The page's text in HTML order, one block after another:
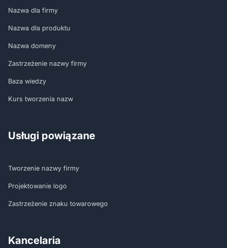
Nazwa dla firmy
Nazwa dla produktu
Nazwa domeny
Zastrzeżenie nazwy firmy
Baza wiedzy
Kurs tworzenia nazw
Usługi powiązane
Tworzenie nazwy firmy
Projektowanie logo
Zastrzeżenie znaku towarowego
Kancelaria